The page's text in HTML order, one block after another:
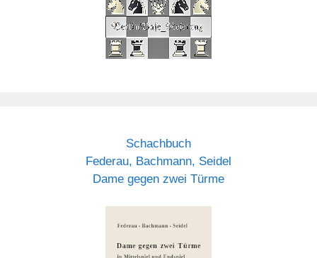
Schachbuch
Federau, Bachmann, Seidel
Dame gegen zwei Türme